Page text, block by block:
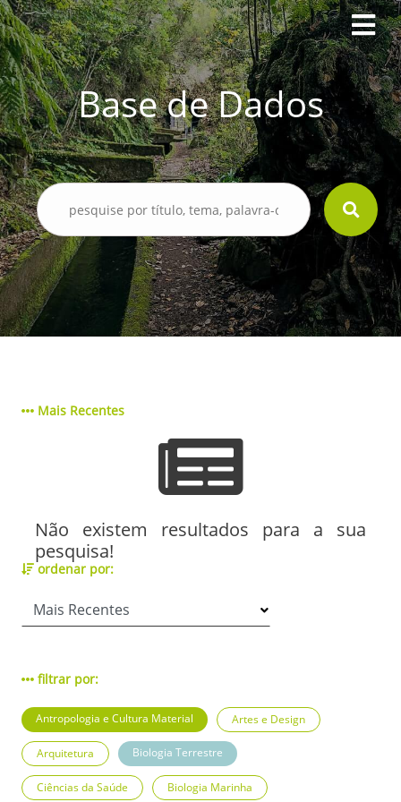
Base de Dados
Mais Recentes
Não existem resultados para a sua
pesquisa!
ordenar por:
filtrar por:
Antropologia e Cultura Material Artes e Design
Arquitetura Biologia Terrestre
Ciências da Saúde Biologia Marinha